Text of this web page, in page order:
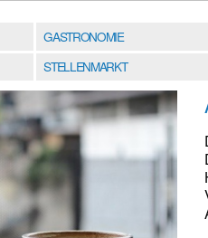
GASTRONOMIE
STELLENMARKT